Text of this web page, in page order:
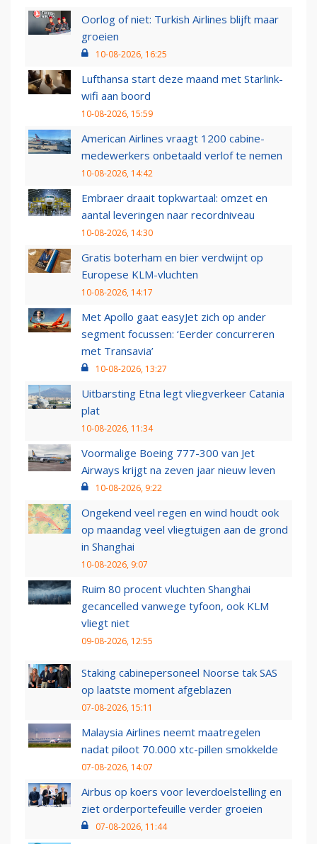
Oorlog of niet: Turkish Airlines blijft maar
groeien
10-08-2026, 16:25
Lufthansa start deze maand met Starlink-
wifi aan boord
10-08-2026, 15:59
American Airlines vraagt 1200 cabine-
medewerkers onbetaald verlof te nemen
10-08-2026, 14:42
Embraer draait topkwartaal: omzet en
aantal leveringen naar recordniveau
10-08-2026, 14:30
Gratis boterham en bier verdwijnt op
Europese KLM-vluchten
10-08-2026, 14:17
Met Apollo gaat easyJet zich op ander
segment focussen: ‘Eerder concurreren
met Transavia’
10-08-2026, 13:27
Uitbarsting Etna legt vliegverkeer Catania
plat
10-08-2026, 11:34
Voormalige Boeing 777-300 van Jet
Airways krijgt na zeven jaar nieuw leven
10-08-2026, 9:22
Ongekend veel regen en wind houdt ook
op maandag veel vliegtuigen aan de grond
in Shanghai
10-08-2026, 9:07
Ruim 80 procent vluchten Shanghai
gecancelled vanwege tyfoon, ook KLM
vliegt niet
09-08-2026, 12:55
Staking cabinepersoneel Noorse tak SAS
op laatste moment afgeblazen
07-08-2026, 15:11
Malaysia Airlines neemt maatregelen
nadat piloot 70.000 xtc-pillen smokkelde
07-08-2026, 14:07
Airbus op koers voor leverdoelstelling en
ziet orderportefeuille verder groeien
07-08-2026, 11:44